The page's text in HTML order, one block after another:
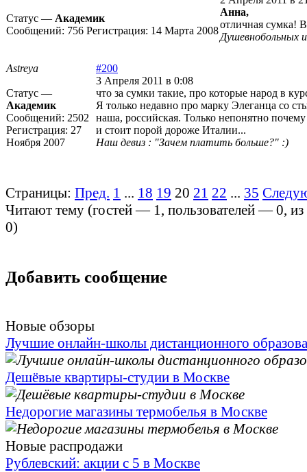
Статус — Академик
Сообщений: 756 Регистрация: 14 Марта 2008
Анна,
отличная сумка!
Душевнобольных
Astreya
Статус —
Академик
Сообщений: 2502
Регистрация: 27
Ноября 2007
#200
3 Апреля 2011 в 0:08
что за сумки такие, про которые народ в
Я только недавно про марку Элеганца со
наша, российская. Только непонятно
и стоит порой дороже Италии...
Наш девиз : "Зачем платить больше?" :)
Страницы: Пред. 1 ... 18 19 20 21 22 ... 35
Читают тему (гостей — 1, пользователей —0,
0)
Добавить сообщение
Новые обзоры
Лучшие онлайн-школы дистанционного
Дешёвые квартиры-студии в Москве
Недорогие магазины термобелья в Москве
Новые распродажи
Рублевский: акции с 5 в Москве